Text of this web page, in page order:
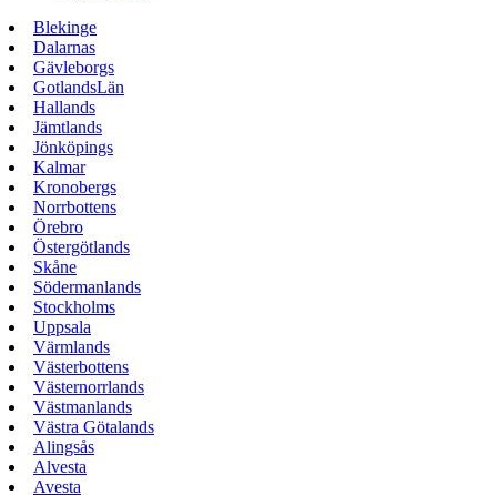
Blekinge
Dalarnas
Gävleborgs
GotlandsLän
Hallands
Jämtlands
Jönköpings
Kalmar
Kronobergs
Norrbottens
Örebro
Östergötlands
Skåne
Södermanlands
Stockholms
Uppsala
Värmlands
Västerbottens
Västernorrlands
Västmanlands
Västra Götalands
Alingsås
Alvesta
Avesta